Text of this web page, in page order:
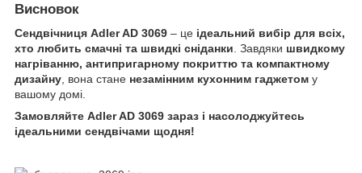
Висновок
Сендвічниця Adler AD 3069 – це ідеальний вибір для всіх,
хто любить смачні та швидкі сніданки. Завдяки швидкому
нагріванню, антипригарному покриттю та компактному
дизайну, вона стане незамінним кухонним гаджетом у
вашому домі.
Замовляйте Adler AD 3069 зараз і насолоджуйтесь
ідеальними сендвічами щодня!